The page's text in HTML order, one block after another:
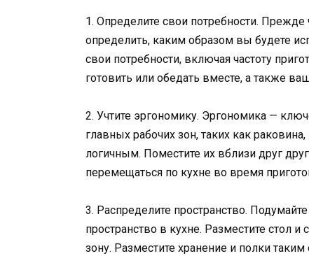
1. Определите свои потребности.
определить, каким образом вы будете
свои потребности, включая частоту
готовить или обедать вместе, а также
2. Учтите эргономику. Эргономика —
главных рабочих зон, таких как
логичным. Поместите их вблизи друг
перемещаться по кухне во время
3. Распределите пространство.
пространство в кухне. Разместите стол
зону. Разместите хранение и полки